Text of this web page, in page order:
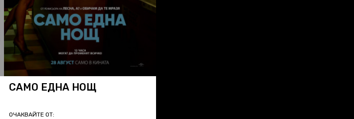
САМО ЕДНА НОЩ
ОЧАКВАЙТЕ ОТ: